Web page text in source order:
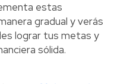
estas
gradual y verás
lograr tus metas y
sólida.